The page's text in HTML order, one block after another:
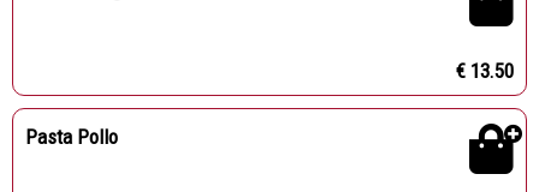
€ 13.50
Pasta Pollo